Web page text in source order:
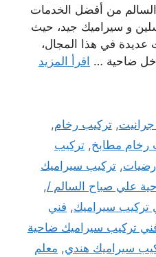
من أفضل الخدمات
و سيراميك جيد، حيث
عديدة في هذا المجال،
ضاحية … اقرأ المزيد
,تركيب رخام,
رخام مطابخ, تركيب
, تركيب سيراميك
علي صباح السالم /,
تركيب سيراميك, فني
تركيب سيراميك ضاحية
سيراميك هندي, معلم